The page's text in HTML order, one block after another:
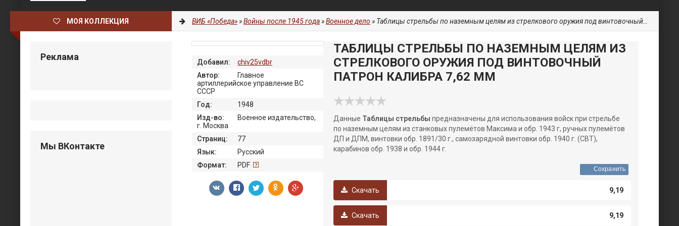
МОЯ КОЛЛЕКЦИЯ ВИБ «Победа»»Войны после 1945 года»Военное дело » Таблицы стрельбы по наземным целям из стрелкового оружия под винтовочный патрон калибра 7,62 мм
ТАБЛИЦЫ СТРЕЛЬБЫ ПО НАЗЕМНЫМ ЦЕЛЯМ ИЗ
СТРЕЛКОВОГО ОРУЖИЯ ПОД ВИНТОВОЧНЫЙ
ПАТРОН КАЛИБРА 7,62 ММ
Данные Таблицы стрельбы предназначены для использования войск при стрельбе
по наземным целям из станковых пулемётов Максима и обр. 1943 г, ручных пулемётов
ДП и ДПМ, винтовки обр. 1891/30 г., самозарядной винтовки обр. 1940 г. (СВТ),
карабинов обр. 1938 и обр. 1944 г.
Сохранить
Скачать 9,19
Скачать 9,19
Добавил:
chiv25vdbr
Автор:
Главное
артиллерийское управление ВС
СССР
Год:
1948
Изд-во:
Военное издательство,
г. Москва
Страниц:
77
Язык:
Русский
Формат:
PDF
Реклама
Мы ВКонтакте